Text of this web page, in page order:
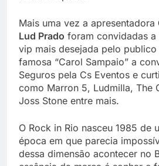
Mais uma vez a apresentadora
Lud Prado foram convidadas a
vip mais desejada pelo
famosa “Carol Sampaio” a
Seguros pela Cs Eventos e
como Marron 5, Ludmilla, The
Joss Stone entre mais.
O Rock in Rio nasceu 1985 de
época em que parecia
dessa dimensão acontecer no